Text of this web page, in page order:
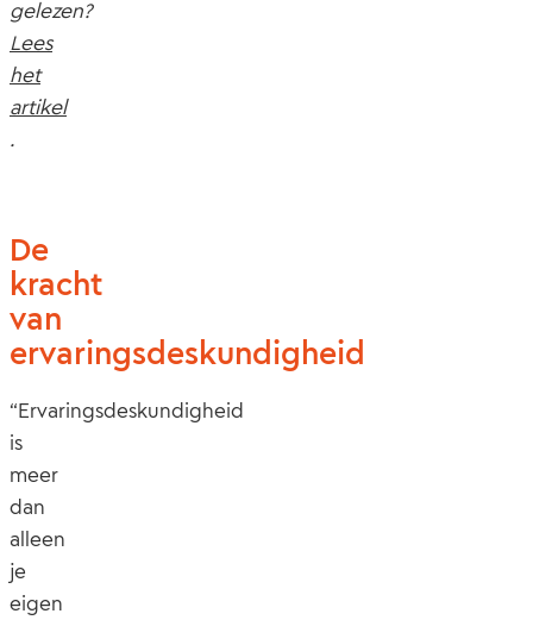
gelezen?
Lees
het
artikel
.
De
kracht
van
ervaringsdeskundigheid
“Ervaringsdeskundigheid
is
meer
dan
alleen
je
eigen